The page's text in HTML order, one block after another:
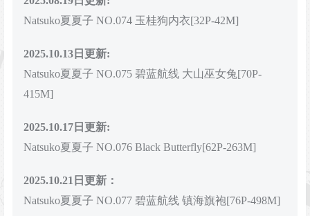
Natsuko夏夏子 NO.074 玉桂狗内衣[32P-42M]
2025.10.13日更新:
Natsuko夏夏子 NO.075 碧蓝航线 大山巫女兔[70P-
415M]
2025.10.17 日更新:
Natsuko夏夏子 NO.076 Black Butterfly[62P-263M]
2025.10.21 日更新：
Natsuko夏夏子 NO.077 碧蓝航线 镇海旗袍[76P-498M]